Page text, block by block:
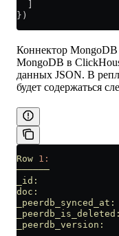
})
Коннектор
MongoDB в
данных JSON. В
будет содержаться
Row 1:
──────
_id:
doc:
_peerdb_synced_at:
_peerdb_is_deleted:
_peerdb_version: